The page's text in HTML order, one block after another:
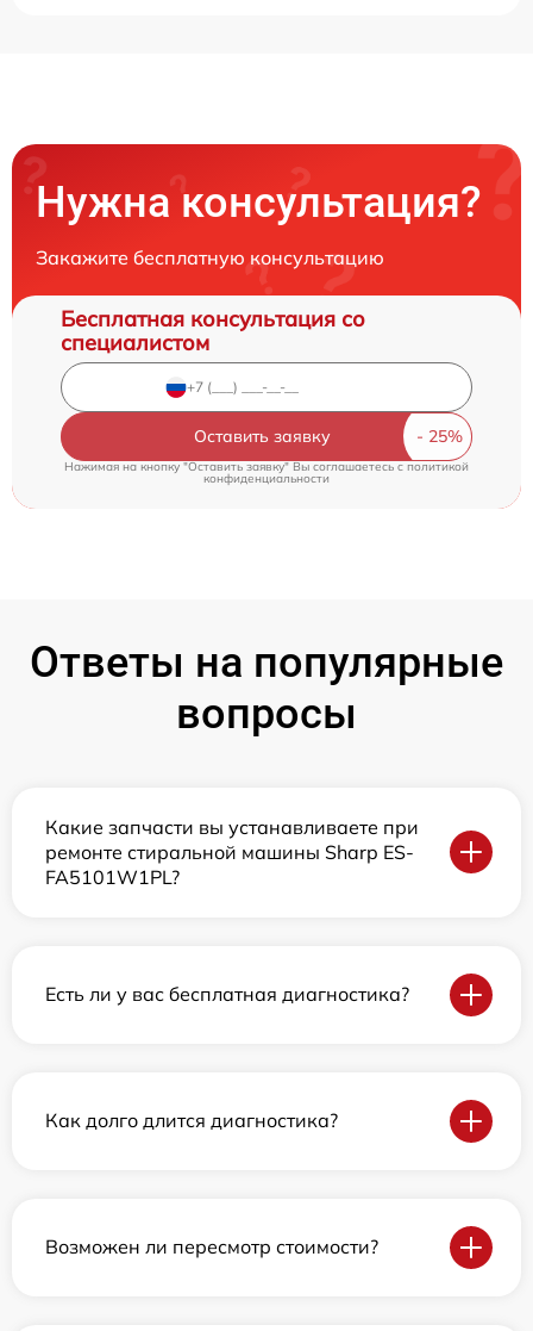
Нужна консультация?
Закажите бесплатную консультацию
Бесплатная консультация со
специалистом
Оставить заявку
Нажимая на кнопку "Оставить заявку" Вы соглашаетесь cполитикой
конфиденциальности
Ответы на популярные
вопросы
Какие запчасти вы устанавливаете при
ремонте стиральной машины Sharp ES-
FA5101W1PL?
Есть ли у вас бесплатная диагностика?
Как долго длится диагностика?
Возможен ли пересмотр стоимости?